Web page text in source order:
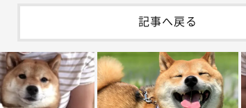
記事へ戻る